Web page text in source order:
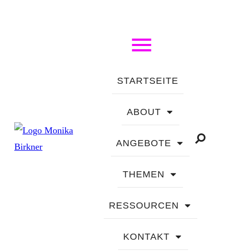
STARTSEITE
ABOUT
ANGEBOTE
THEMEN
RESSOURCEN
KONTAKT